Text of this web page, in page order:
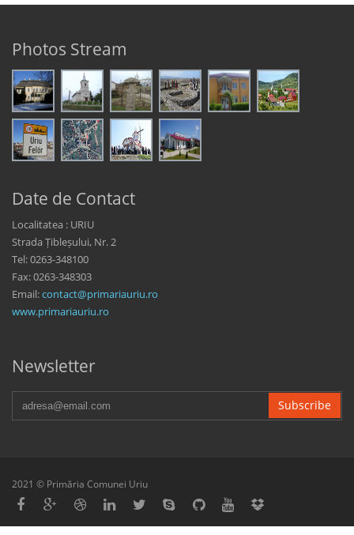
Photos Stream
Date de Contact
Localitatea : URIU
Strada Țibleșului, Nr. 2
Tel: 0263-348100
Fax: 0263-348303
Email:contact@primariauriu.ro
www.primariauriu.ro
Newsletter
Subscribe
2021 © Primăria Comunei Uriu